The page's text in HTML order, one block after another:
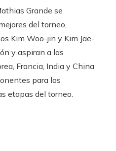
Grande se
del torneo,
Kim Woo-jin y Kim Jae-
y aspiran a las
Francia, India y China
para los
etapas del torneo.